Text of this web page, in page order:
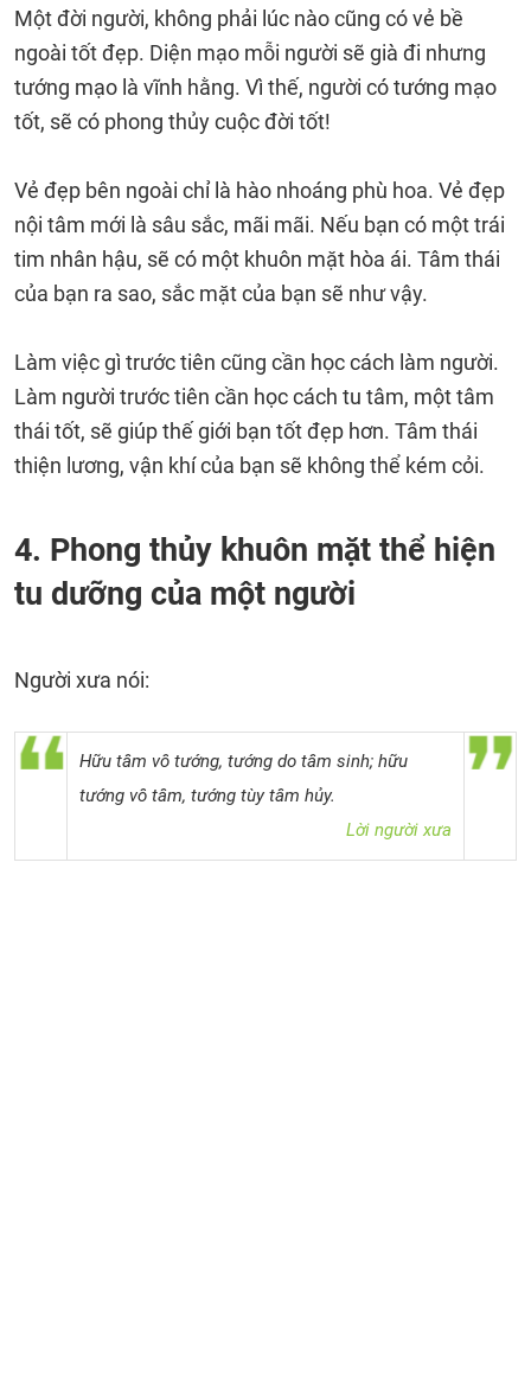
Một đời người, không phải lúc nào cũng có vẻ bề
ngoài tốt đẹp. Diện mạo mỗi người sẽ già đi nhưng
tướng mạo là vĩnh hằng. Vì thế, người có tướng mạo
tốt, sẽ có phong thủy cuộc đời tốt!
Vẻ đẹp bên ngoài chỉ là hào nhoáng phù hoa. Vẻ đẹp
nội tâm mới là sâu sắc, mãi mãi. Nếu bạn có một trái
tim nhân hậu, sẽ có một khuôn mặt hòa ái. Tâm thái
của bạn ra sao, sắc mặt của bạn sẽ như vậy.
Làm việc gì trước tiên cũng cần học cách làm người.
Làm người trước tiên cần học cách tu tâm, một tâm
thái tốt, sẽ giúp thế giới bạn tốt đẹp hơn. Tâm thái
thiện lương, vận khí của bạn sẽ không thể kém cỏi.
4. Phong thủy khuôn mặt thể hiện
tu dưỡng của một người
Người xưa nói:
Hữu tâm vô tướng, tướng do tâm sinh; hữu
tướng vô tâm, tướng tùy tâm hủy.
Lời người xưa